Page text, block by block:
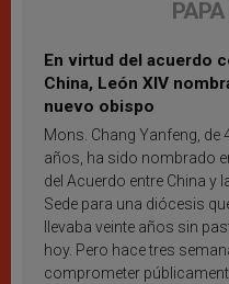
En virtud del acuerdo
China, León XIV
nuevo obispo
Mons. Chang Yanfeng, de
años, ha sido nombrado
del Acuerdo entre China y
Sede para una diócesis
llevaba veinte años sin
hoy. Pero hace tres
comprometer